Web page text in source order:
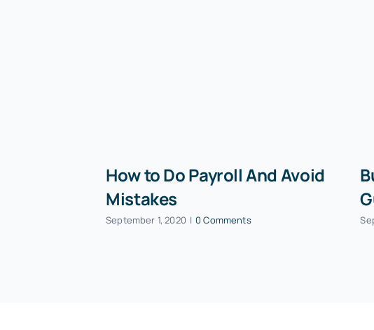
How to Do Payroll And Avoid
Mistakes
September 1, 2020 | 0 Comments